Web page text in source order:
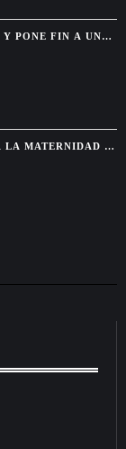
Y PONE FIN A UNA
LA MATERNIDAD Y